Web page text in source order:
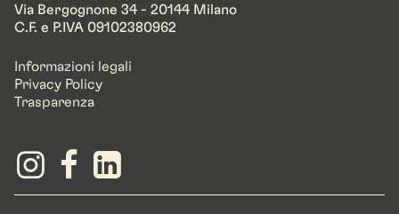
Via Bergognone 34 - 20144 Milano
C.F. e P.IVA 09102380962
Informazioni legali
Privacy Policy
Trasparenza